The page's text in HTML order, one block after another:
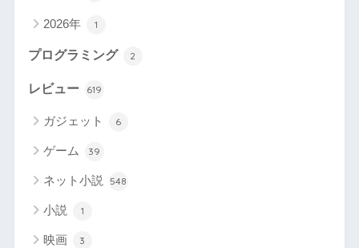
2026年 1
プログラミング 2
レビュー 619
ガジェット 6
ゲーム 39
ネット小説 548
小説 1
映画 3